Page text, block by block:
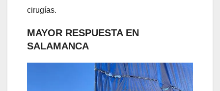
cirugías.
MAYOR RESPUESTA EN
SALAMANCA